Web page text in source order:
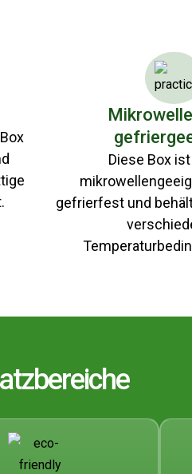
Diese Box
gefrierfest und